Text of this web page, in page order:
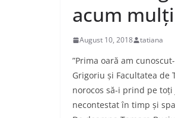
acum
August 10, 2018 tatiana
”Prima oară am
Grigoriu și Facultatea de
norocos să-i prind pe
necontestat în timp și